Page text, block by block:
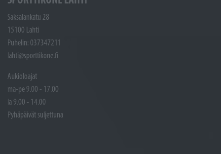
Saksalankatu 28
15100 Lahti
Puhelin: 037347211
lahti@sporttikone.fi
Aukioloajat
ma-pe 9.00 - 17.00
la 9.00 - 14.00
Pyhäpäivät suljettuna